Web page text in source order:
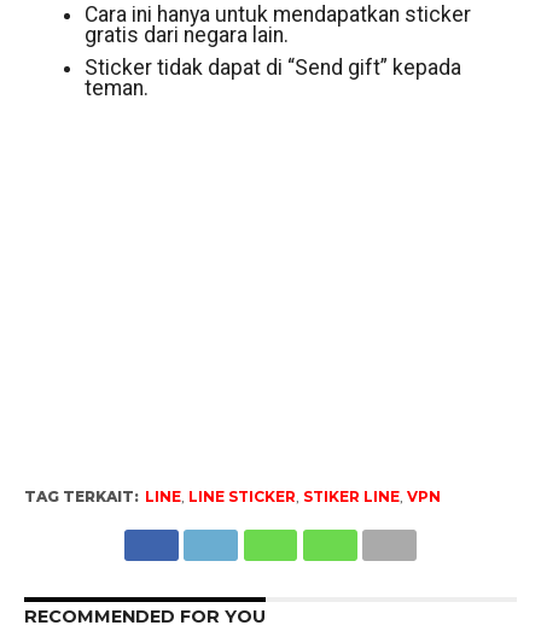
Cara ini hanya untuk mendapatkan sticker
gratis dari negara lain.
Sticker tidak dapat di “Send gift” kepada
teman.
TAG TERKAIT: LINE, LINE STICKER STIKER LINE, VPN
RECOMMENDED FOR YOU